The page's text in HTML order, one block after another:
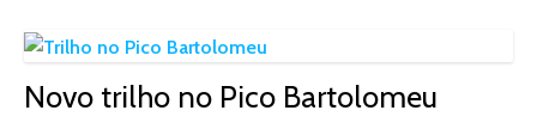
Novo trilho no Pico Bartolomeu